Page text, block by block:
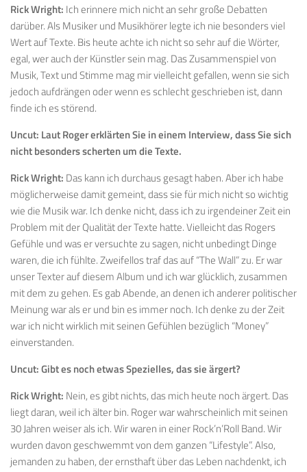
Rick Wright: Ich erinnere mich nicht an sehr große Debatten
darüber. Als Musiker und Musikhörer legte ich nie besonders viel
Wert auf Texte. Bis heute achte ich nicht so sehr auf die Wörter,
egal, wer auch der Künstler sein mag. Das Zusammenspiel von
Musik, Text und Stimme mag mir vielleicht gefallen, wenn sie sich
jedoch aufdrängen oder wenn es schlecht geschrieben ist, dann
finde ich es störend.
Uncut: Laut Roger erklärten Sie in einem Interview, dass Sie sich
nicht besonders scherten um die Texte.
Rick Wright: Das kann ich durchaus gesagt haben. Aber ich habe
möglicherweise damit gemeint, dass sie für mich nicht so wichtig
wie die Musik war. Ich denke nicht, dass ich zu irgendeiner Zeit ein
Problem mit der Qualität der Texte hatte. Vielleicht das Rogers
Gefühle und was er versuchte zu sagen, nicht unbedingt Dinge
waren, die ich fühlte. Zweifellos traf das auf “The Wall” zu. Er war
unser Texter auf diesem Album und ich war glücklich, zusammen
mit dem zu gehen. Es gab Abende, an denen ich anderer politischer
Meinung war als er und bin es immer noch. Ich denke zu der Zeit
war ich nicht wirklich mit seinen Gefühlen bezüglich “Money”
einverstanden.
Uncut:Gibt es noch etwas Spezielles, das sie ärgert?
Rick Wright: Nein, es gibt nichts, das mich heute noch ärgert. Das
liegt daran, weil ich älter bin. Roger war wahrscheinlich mit seinen
30 Jahren weiser als ich. Wir waren in einer Rock’n’Roll Band. Wir
wurden davon geschwemmt von dem ganzen “Lifestyle”. Also,
jemanden zu haben, der ernsthaft über das Leben nachdenkt, ich